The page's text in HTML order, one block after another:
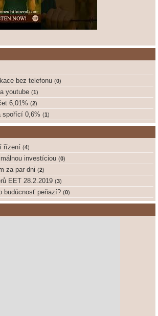
bez telefonu (0)
youtube (1)
6,01% (2)
spořící 0,6% (1)
řízení (4)
investíciou (0)
za par dni (2)
EET 28.2.2019 (3)
budúcnosť peňazí? (0)